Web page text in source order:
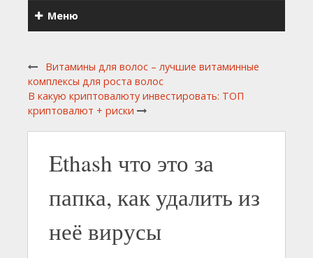
Меню
Витамины для волос – лучшие витаминные
комплексы для роста волос
В какую криптовалюту инвестировать: ТОП
криптовалют + риски
Ethash что это за
папка, как удалить из
неё вирусы